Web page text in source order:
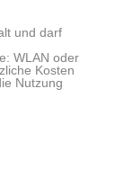
und darf
WLAN oder
Kosten
Nutzung